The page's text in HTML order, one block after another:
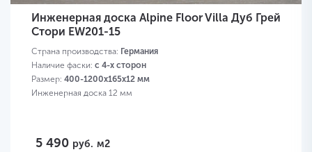
Инженерная доска Alpine Floor Villa Дуб Грей
Стори EW201-15
Страна производства: Германия
Наличие фаски: с 4-х сторон
Размер: 400-1200х165х12 мм
Инженерная доска 12 мм
5 490 руб. м2